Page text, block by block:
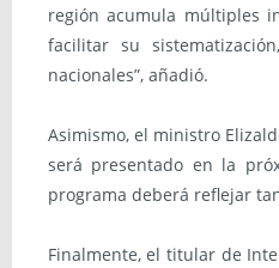
región acumula múltiples
facilitar su
nacionales”, añadió.
Asimismo, el ministro
será presentado en la
programa deberá reflejar
Finalmente, el titular de